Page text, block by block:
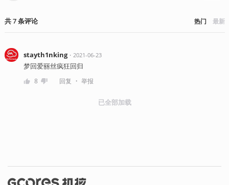
共7条评论 热门 最新
stayth1nking・ 2021-06-23
梦回爱丽丝疯狂回归
8 回复 ・ 举报
已全部加载